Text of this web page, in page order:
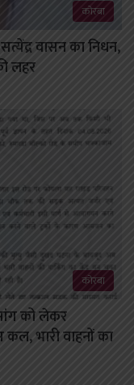
कोरबा
वासन का निधन,
लहर
कोरबा
को लेकर
भारी वाहनों का